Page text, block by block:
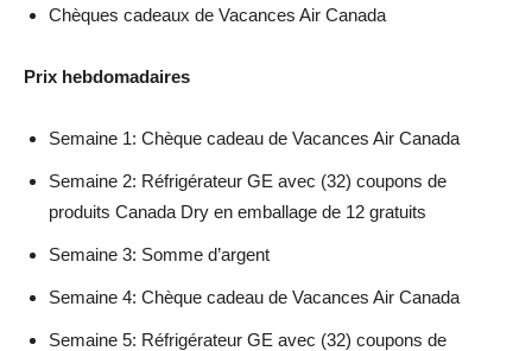
Chèques cadeaux de Vacances Air Canada
Prix hebdomadaires
Semaine 1: Chèque cadeau de Vacances Air Canada
Semaine 2: Réfrigérateur GE avec (32) coupons de
produits Canada Dry en emballage de 12 gratuits
Semaine 3: Somme d’argent
Semaine 4: Chèque cadeau de Vacances Air Canada
Semaine 5: Réfrigérateur GE avec (32) coupons de